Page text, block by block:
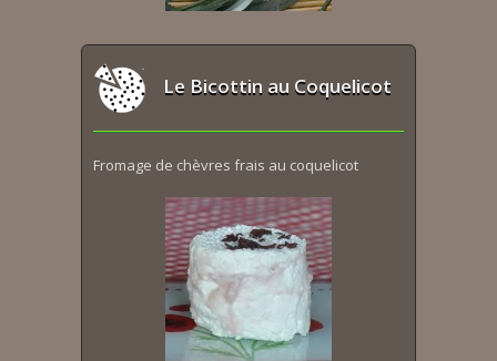
Le Bicottin au Coquelicot
Fromage de chèvres frais au coquelicot